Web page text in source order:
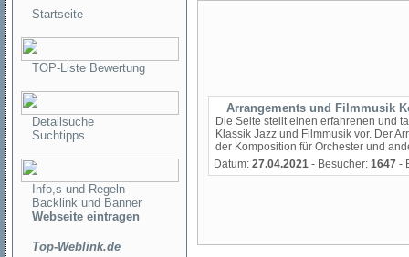
Startseite
TOP-Liste Bewertung
Detailsuche
Suchtipps
Info,s und Regeln
Backlink und Banner
Webseite eintragen
Top-Weblink.de
Arrangements und Filmmusik
Die Seite stellt einen erfahrenen und
Klassik Jazz und Filmmusik vor. Der
der Komposition für Orchester und
Datum: 27.04.2021 - Besucher: 1647 -